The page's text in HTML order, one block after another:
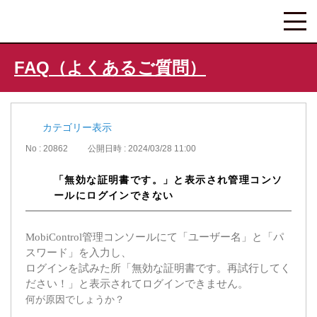
FAQ（よくあるご質問）
カテゴリー表示
No : 20862 公開日時 : 2024/03/28 11:00
「無効な証明書です。」と表示され管理コンソ
ールにログインできない
MobiControl管理コンソールにて「ユーザー名」と「パ
スワード」を入力し、
ログインを試みた所「無効な証明書です。再試行してく
ださい！」と表示されてログインできません。
何が原因でしょうか？